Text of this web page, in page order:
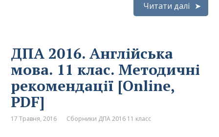
Читати далі
ДПА 2016. Англійська
мова. 11 клас. Методичні
рекомендації [Online,
PDF]
17 Травня, 2016 Сборники ДПА 2016 11 класс